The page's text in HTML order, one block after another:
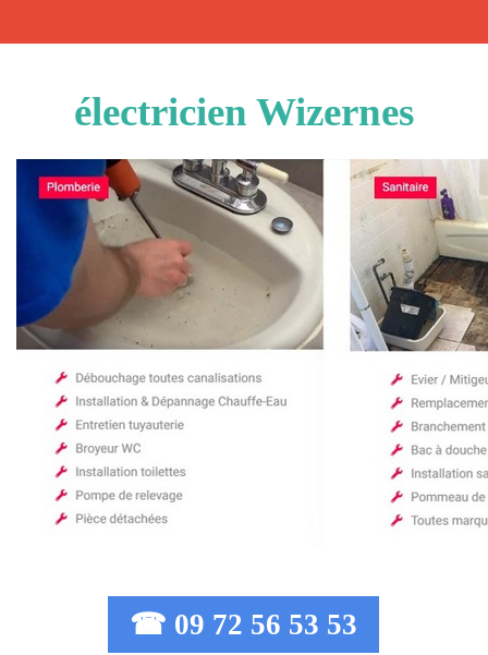
électricien Wizernes
☎ 09 72 56 53 53